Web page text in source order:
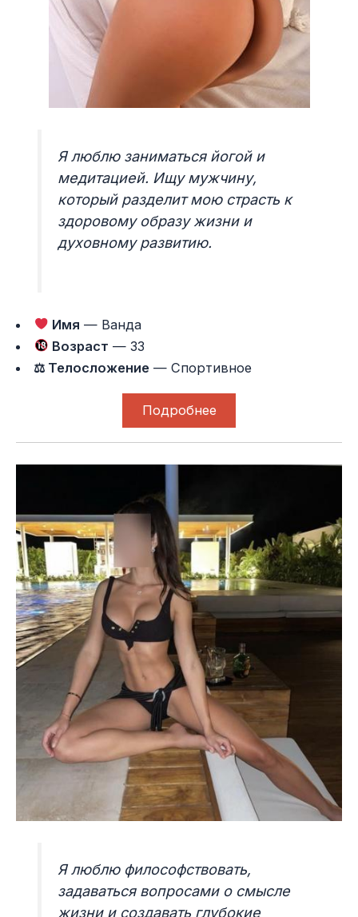
Я люблю заниматься йогой и
медитацией. Ищу мужчину,
который разделит мою страсть к
здоровому образу жизни и
духовному развитию.
Имя — Ванда
Возраст — 33
⚖ Телосложение — Спортивное
Подробнее
Я люблю философствовать,
задаваться вопросами о смысле
жизни и создавать глубокие